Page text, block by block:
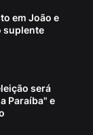
em João e
suplente
será
Paraíba" e